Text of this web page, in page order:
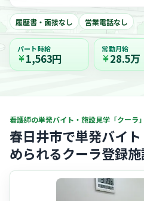
履歴書・面接なし 営業電話なし
パート時給
1,563円
常勤月給
28.5万
看護師の単発バイト・施設見学「クーラ
春日井市で単発バイ
められるクーラ登録